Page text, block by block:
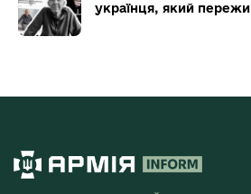
українця, який